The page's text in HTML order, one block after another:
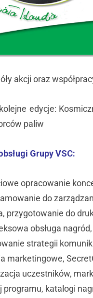
akcji oraz
edycje:
paliw
Grupy VSC:
opracowanie
do
przygotowanie do
obsługa
strategii
marketingowe,
uczestników,
programu, katalogi